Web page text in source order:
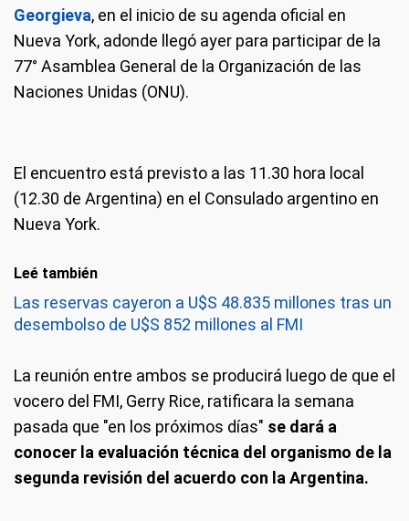
Georgieva, en el inicio de su agenda oficial en
Nueva York, adonde llegó ayer para participar de la
77° Asamblea General de la Organización de las
Naciones Unidas (ONU).
El encuentro está previsto a las 11.30 hora local
(12.30 de Argentina) en el Consulado argentino en
Nueva York.
Leé también
Las reservas cayeron a U$S 48.835 millones tras un
desembolso de U$S 852 millones al FMI
La reunión entre ambos se producirá luego de que el
vocero del FMI, Gerry Rice, ratificara la semana
pasada que "en los próximos días" se dará a
conocer la evaluación técnica del organismo de la
segunda revisión del acuerdo con la Argentina.